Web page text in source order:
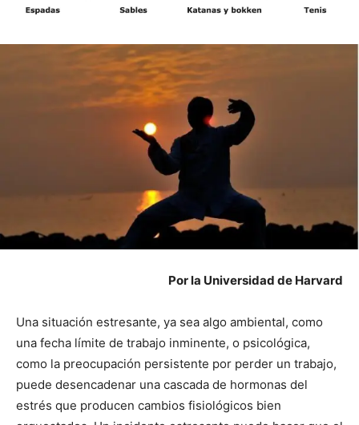
Por la Universidad de Harvard
Una situación estresante, ya sea algo ambiental, como
una fecha límite de trabajo inminente, o psicológica,
como la preocupación persistente por perder un trabajo,
puede desencadenar una cascada de hormonas del
estrés que producen cambios fisiológicos bien